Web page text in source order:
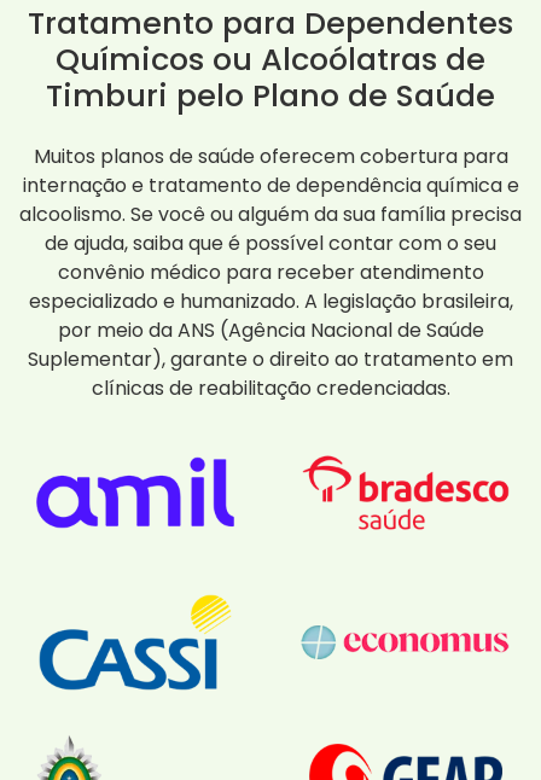
Tratamento para Dependentes
Químicos ou Alcoólatras de
Timburi pelo Plano de Saúde
Muitos planos de saúde oferecem cobertura para
internação e tratamento de dependência química e
alcoolismo. Se você ou alguém da sua família precisa
de ajuda, saiba que é possível contar com o seu
convênio médico para receber atendimento
especializado e humanizado. A legislação brasileira,
por meio da ANS (Agência Nacional de Saúde
Suplementar), garante o direito ao tratamento em
clínicas de reabilitação credenciadas.